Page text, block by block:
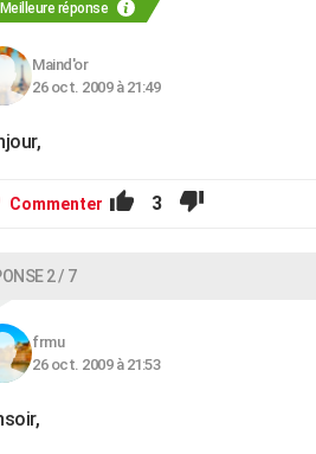
Meilleure réponse
Maind'or
26 oct. 2009 à 21:49
Commenter 3
2 / 7
frmu
26 oct. 2009 à 21:53